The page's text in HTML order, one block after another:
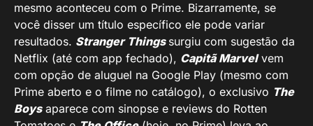
mesmo aconteceu com o Prime. Bizarramente, se
você disser um título específico ele pode variar
resultados. Stranger Things surgiu com sugestão da
Netflix (até com app fechado), Capitã Marvelvem
com opção de aluguel na Google Play (mesmo com
Prime aberto e o filme no catálogo), o exclusivo The
Boysaparece com sinopse e reviews do Rotten